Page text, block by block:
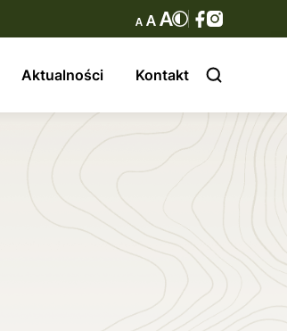
Aktualności Kontakt